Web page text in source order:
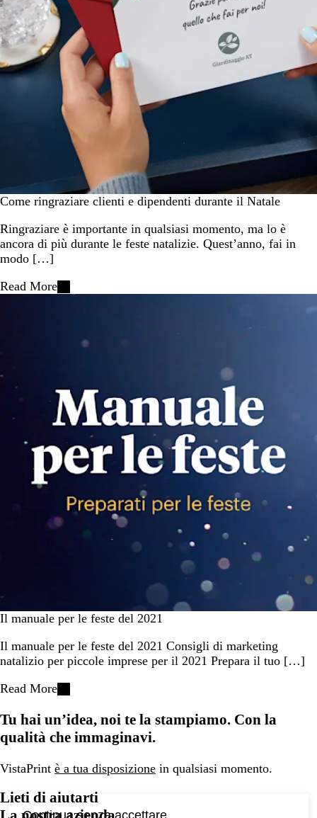
Come ringraziare clienti e dipendenti durante il Natale
Ringraziare è importante in qualsiasi momento, ma lo è
ancora di più durante le feste natalizie. Quest’anno, fai in
modo […]
Read More
Il manuale per le feste del 2021
Il manuale per le feste del 2021 Consigli di marketing
natalizio per piccole imprese per il 2021 Prepara il tuo […]
Read More
Tu hai un’idea, noi te la stampiamo. Con la
qualità che immaginavi.
VistaPrint è a tua disposizione in qualsiasi momento.
Lieti di aiutarti
Continua senza accettare